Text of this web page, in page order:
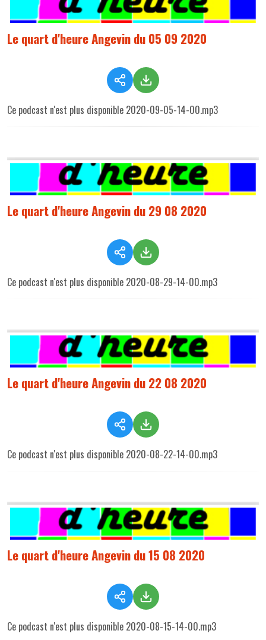
Le quart d'heure Angevin du 05 09 2020
Ce podcast n'est plus disponible 2020-09-05-14-00.mp3
Le quart d'heure Angevin du 29 08 2020
Ce podcast n'est plus disponible 2020-08-29-14-00.mp3
Le quart d'heure Angevin du 22 08 2020
Ce podcast n'est plus disponible 2020-08-22-14-00.mp3
Le quart d'heure Angevin du 15 08 2020
Ce podcast n'est plus disponible 2020-08-15-14-00.mp3